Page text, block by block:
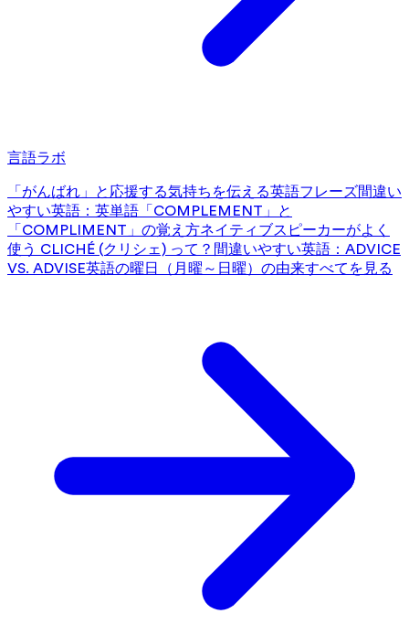
言語ラボ
「がんばれ」と応援する気持ちを伝える英語フレーズ間違い
やすい英語：英単語「COMPLEMENT」と
「COMPLIMENT」の覚え方ネイティブスピーカーがよく
使う CLICHÉ (クリシェ) って？ 間違いやすい英語：ADVICE
VS. ADVISE英語の曜日（月曜～日曜）の由来すべてを見る